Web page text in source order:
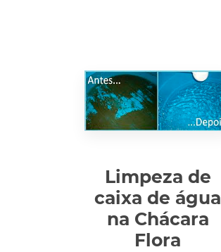
Limpeza de
caixa de água
na Chácara
Flora